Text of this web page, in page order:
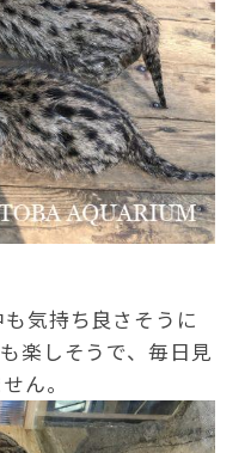
気持ち良さそうに
楽しそうで、毎日見
ん。